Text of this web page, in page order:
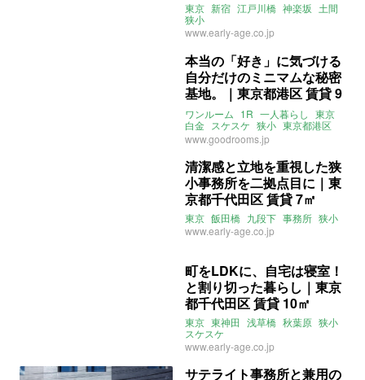
東京 新宿 江戸川橋 神楽坂 土間
狭小
www.early-age.co.jp
本当の「好き」に気づける
自分だけのミニマムな秘密
基地。｜東京都港区 賃貸 9
㎡
ワンルーム 1R 一人暮らし 東京
白金 スケスケ 狭小 東京都港区
広尾
www.goodrooms.jp
清潔感と立地を重視した狭
小事務所を二拠点目に｜東
京都千代田区 賃貸 7㎡
東京 飯田橋 九段下 事務所 狭小
www.early-age.co.jp
町をLDKに、自宅は寝室！
と割り切った暮らし｜東京
都千代田区 賃貸 10㎡
東京 東神田 浅草橋 秋葉原 狭小
スケスケ
www.early-age.co.jp
サテライト事務所と兼用の